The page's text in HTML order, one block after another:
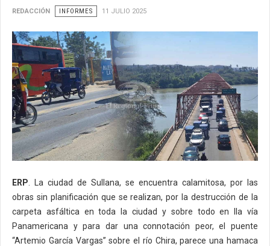
REDACCIÓN INFORMES 11 JULIO 2025
ERP . La ciudad de Sullana, se encuentra calamitosa, por las
obras sin planificación que se realizan, por la destrucción de la
carpeta asfáltica en toda la ciudad y sobre todo en lla vía
Panamericana y para dar una connotación peor, el puente
“Artemio García Vargas” sobre el río Chira, parece una hamaca